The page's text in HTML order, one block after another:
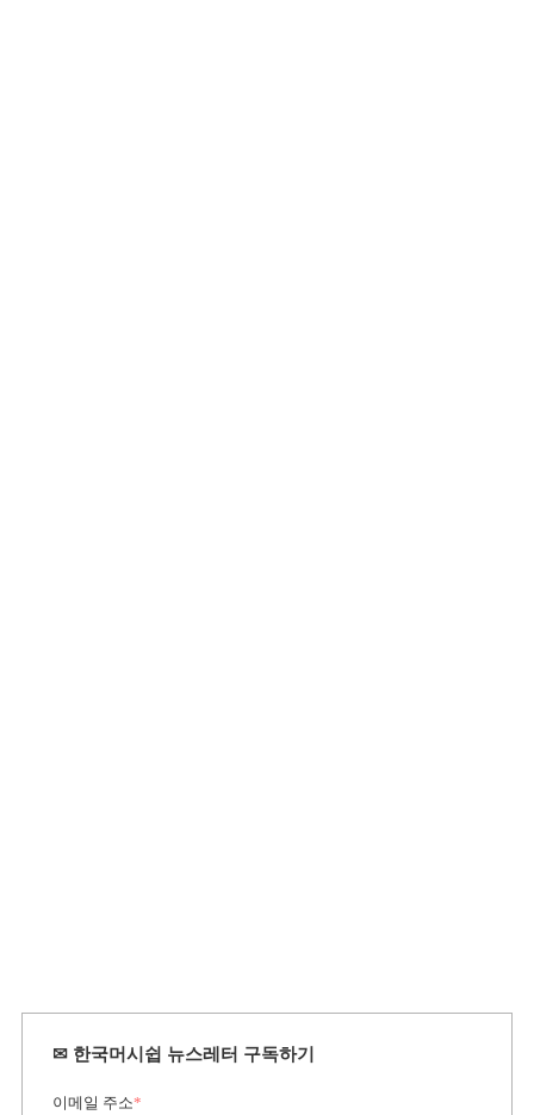
✉ 한국머시쉽 뉴스레터 구독하기
이메일 주소*